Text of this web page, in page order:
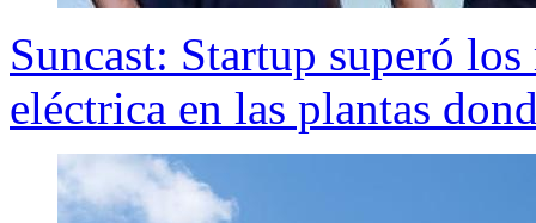
Suncast: Startup superó
eléctrica en las plantas